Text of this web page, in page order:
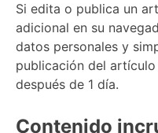
Si edita o publica un
adicional en su
datos personales y
publicación del
después de 1 día.
Contenido